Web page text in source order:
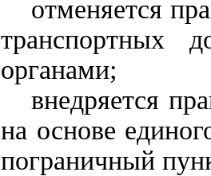
отменяется
транспортных
органами;
внедряется
на основе
пограничный